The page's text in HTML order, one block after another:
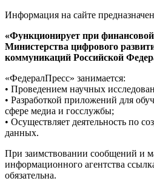
Информация на сайте
«Функционирует при
Министерства цифрового
коммуникаций Российской
«ФедералПресс» занимается:
• Проведением научных
• Разработкой приложений для
сфере медиа и госслужбы;
• Осуществляет деятельность по
данных.
При заимствовании сообщений и
информационного агентства
обязательна.